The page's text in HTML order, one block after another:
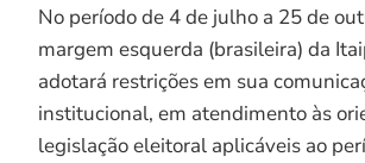
No período de 4 de julho a 25 de
margem esquerda (brasileira) da
adotará restrições em sua
institucional, em atendimento às
legislação eleitoral aplicáveis ao